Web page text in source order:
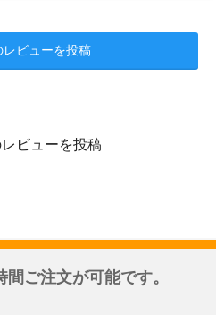
レビューを投稿
ビューを投稿
ご注文が可能です。